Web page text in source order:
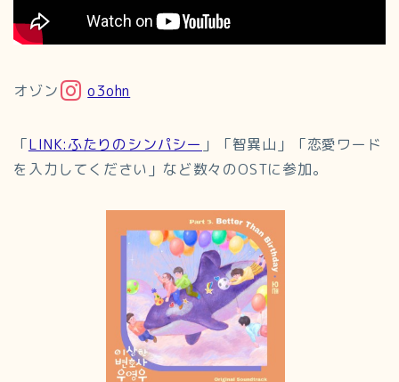
オゾン o3ohn
「LINK:ふたりのシンパシー 」「智異山」「恋愛ワード
を入力してください」など数々のOSTに参加。